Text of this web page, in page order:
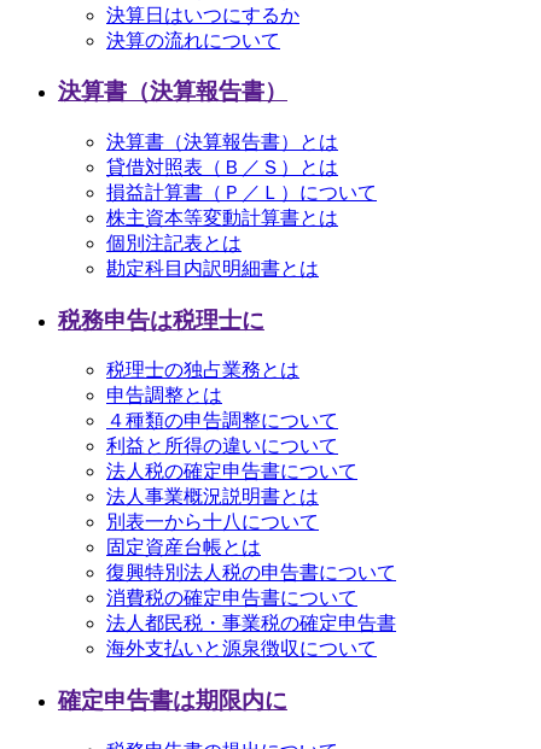
決算日はいつにするか
決算の流れについて
決算書（決算報告書）
決算書（決算報告書）とは
貸借対照表（Ｂ／Ｓ）とは
損益計算書（Ｐ／Ｌ）について
株主資本等変動計算書とは
個別注記表とは
勘定科目内訳明細書とは
税務申告は税理士に
税理士の独占業務とは
申告調整とは
４種類の申告調整について
利益と所得の違いについて
法人税の確定申告書について
法人事業概況説明書とは
別表一から十八について
固定資産台帳とは
復興特別法人税の申告書について
消費税の確定申告書について
法人都民税・事業税の確定申告書
海外支払いと源泉徴収について
確定申告書は期限内に